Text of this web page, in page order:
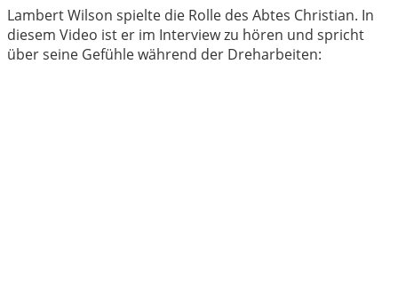
Lambert Wilson spielte die Rolle des Abtes Christian. In
diesem Video ist er im Interview zu hören und spricht
über seine Gefühle während der Dreharbeiten: